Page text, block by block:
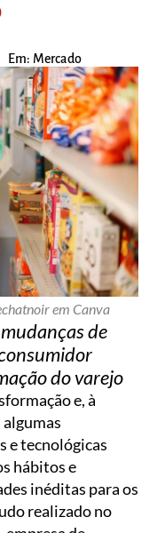
Em: Mercado
em Canva
de
do varejo
e, à
e tecnológicas
hábitos e
inéditas para os
realizado no